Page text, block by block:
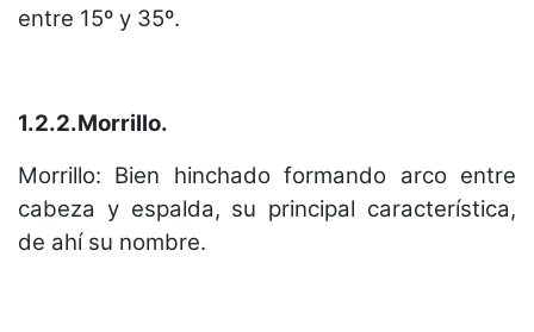
entre 15º y 35º.
1.2.2.Morrillo.
Morrillo: Bien hinchado formando arco entre
cabeza y espalda, su principal característica,
de ahí su nombre.